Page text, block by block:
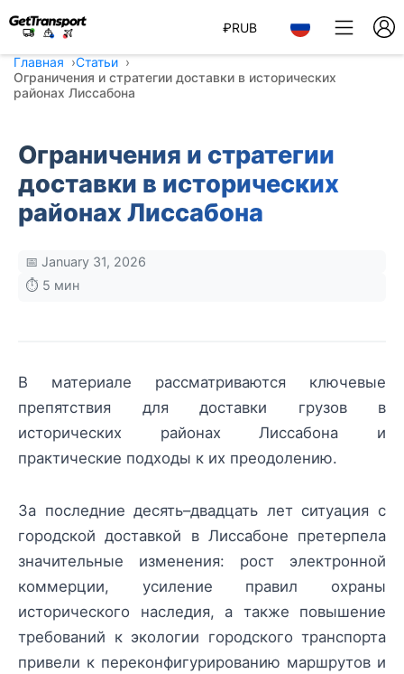
₽RUB
Главная
Статьи
Ограничения и стратегии доставки в исторических
районах Лиссабона
Ограничения и стратегии
доставки в исторических
районах Лиссабона
📅 January 31, 2026
⏱️ 5 мин
В материале рассматриваются ключевые
препятствия для доставки грузов в
исторических районах Лиссабона и
практические подходы к их преодолению.
За последние десять–двадцать лет ситуация с
городской доставкой в Лиссабоне претерпела
значительные изменения: рост электронной
коммерции, усиление правил охраны
исторического наследия, а также повышение
требований к экологии городского транспорта
привели к переконфигурированию маршрутов и